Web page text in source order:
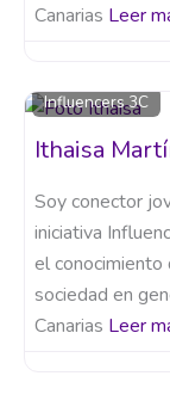
Canarias Leer
Influencers 3C
Ithaisa
Soy conector
iniciativa
el
sociedad en
Canarias Leer